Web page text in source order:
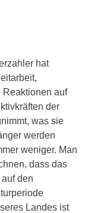
hat
Reaktionen auf
der
was sie
werden
weniger. Man
dass das
den
Landes ist